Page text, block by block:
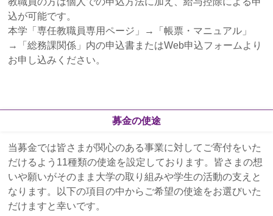
2020年6月12日
ぶどうの樹サポーターズ通信第４号を発行しました
2020年2月21日
「ぶどうの樹サポーターの集い」を開催しました
2020年2月17日
寄付金免税措置の手続き方法について（2019年にご
寄付いただいた皆さまへ）
2019年12月24日
込が可能です。
本学「専任教職員専用ページ」→「帳票・マニュアル」
→「総務課関係」内の申込書またはWeb申込フォームより
お申し込みください。
募金の使途
当募金では皆さまが関心のある事業に対してご寄付をいた
だけるよう11種類の使途を設定しております。皆さまの想
いや願いがそのまま大学の取り組みや学生の活動の支えと
なります。以下の項目の中からご希望の使途をお選びいた
だけますと幸いです。